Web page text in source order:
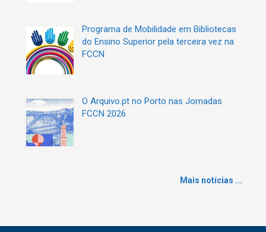
Programa de Mobilidade em Bibliotecas
do Ensino Superior pela terceira vez na
FCCN
O Arquivo.pt no Porto nas Jornadas
FCCN 2026
Mais notícias ...